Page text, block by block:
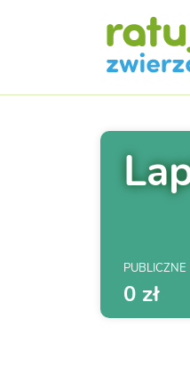
0 zł